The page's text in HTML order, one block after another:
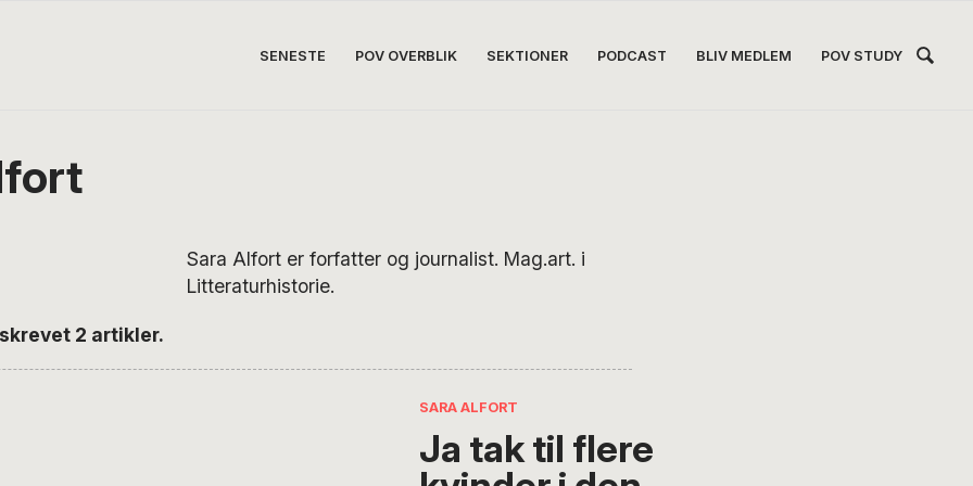
SENESTE POV OVERBLIK SEKTIONER PODCAST BLIV MEDLEM POV STUDY
Sara Alfort er forfatter og journalist. Mag.art. i
Litteraturhistorie.
2 artikler.
SARA ALFORT
Ja tak til flere